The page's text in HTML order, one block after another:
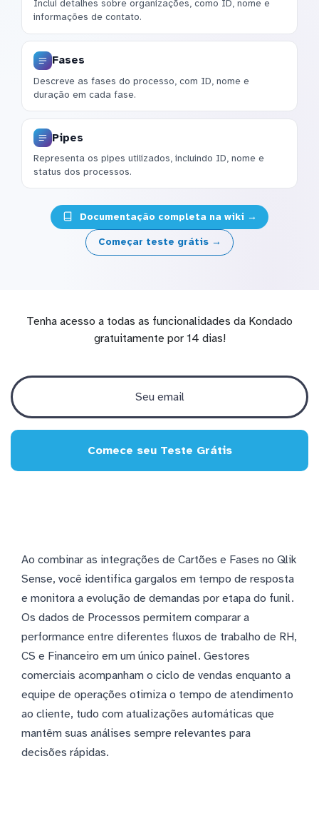
Inclui detalhes sobre organizações, como ID, nome e
informações de contato.
Fases
Descreve as fases do processo, com ID, nome e
duração em cada fase.
Pipes
Representa os pipes utilizados, incluindo ID, nome e
status dos processos.
Documentação completa na wiki →
Começar teste grátis →
Tenha acesso a todas as funcionalidades da Kondado
gratuitamente por 14 dias!
Comece seu Teste Grátis
Ao combinar as integrações de Cartões e Fases no Qlik
Sense, você identifica gargalos em tempo de resposta
e monitora a evolução de demandas por etapa do funil.
Os dados de Processos permitem comparar a
performance entre diferentes fluxos de trabalho de RH,
CS e Financeiro em um único painel. Gestores
comerciais acompanham o ciclo de vendas enquanto a
equipe de operações otimiza o tempo de atendimento
ao cliente, tudo com atualizações automáticas que
mantêm suas análises sempre relevantes para
decisões rápidas.